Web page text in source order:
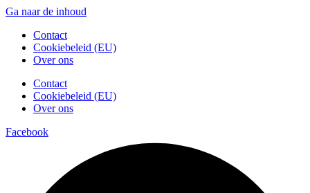
Ga naar de inhoud
Contact
Cookiebeleid (EU)
Over ons
Contact
Cookiebeleid (EU)
Over ons
Facebook